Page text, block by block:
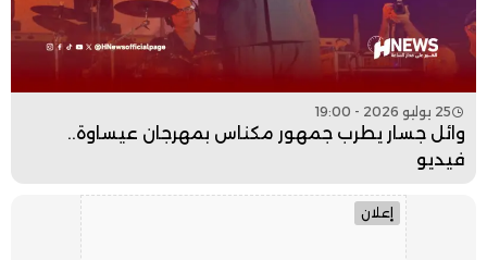
25 يوليو 2026 - 19:00
وائل جسار يطرب جمهور مكناس بمهرجان عيساوة..
فيديو
إعلان